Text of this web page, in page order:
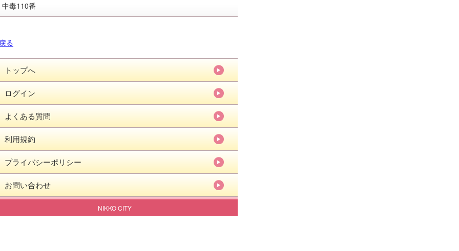
中毒110番
る
トップへ
ログイン
よくある質問
利用規約
プライバシーポリシー
お問い合わせ
NIKKO CITY